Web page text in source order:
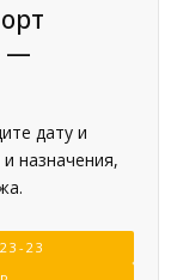
—
дату и
назначения,
23